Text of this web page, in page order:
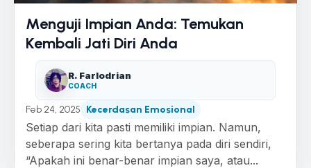
Menguji Impian Anda: Temukan
Kembali Jati Diri Anda
R. Farlodrian
COACH
Feb 24, 2025 Kecerdasan Emosional
Setiap dari kita pasti memiliki impian. Namun,
seberapa sering kita bertanya pada diri sendiri,
“Apakah ini benar-benar impian saya, atau...